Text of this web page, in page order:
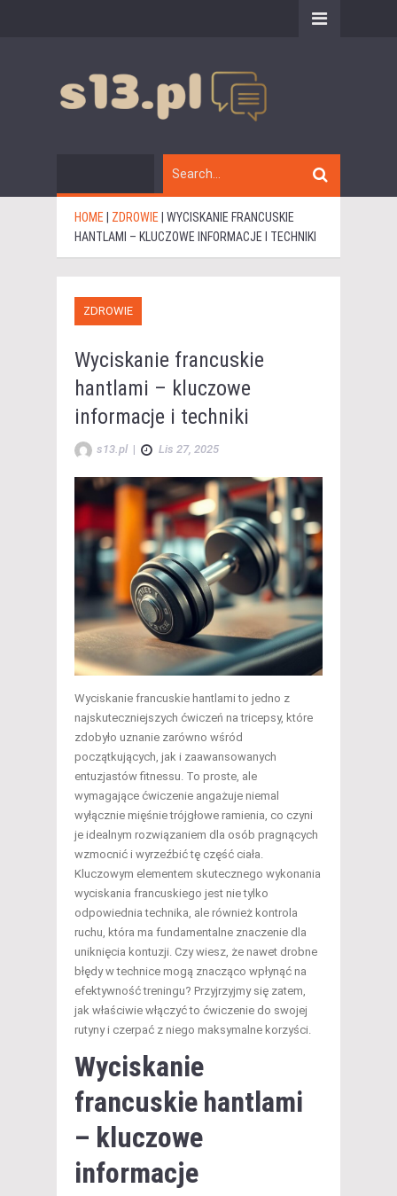
HOME ZDROWIE WYCISKANIE FRANCUSKIE
HANTLAMI – KLUCZOWE INFORMACJE I TECHNIKI
ZDROWIE
Wyciskanie francuskie
hantlami – kluczowe
informacje i techniki
s13.pl | Lis 27, 2025
Wyciskanie francuskie hantlami to jedno z
najskuteczniejszych ćwiczeń na tricepsy, które
zdobyło uznanie zarówno wśród
początkujących, jak i zaawansowanych
entuzjastów fitnessu. To proste, ale
wymagające ćwiczenie angażuje niemal
wyłącznie mięśnie trójgłowe ramienia, co czyni
je idealnym rozwiązaniem dla osób pragnących
wzmocnić i wyrzeźbić tę część ciała.
Kluczowym elementem skutecznego wykonania
wyciskania francuskiego jest nie tylko
odpowiednia technika, ale również kontrola
ruchu, która ma fundamentalne znaczenie dla
uniknięcia kontuzji. Czy wiesz, że nawet drobne
błędy w technice mogą znacząco wpłynąć na
efektywność treningu? Przyjrzyjmy się zatem,
jak właściwie włączyć to ćwiczenie do swojej
rutyny i czerpać z niego maksymalne korzyści.
Wyciskanie
francuskie hantlami
– kluczowe
informacje